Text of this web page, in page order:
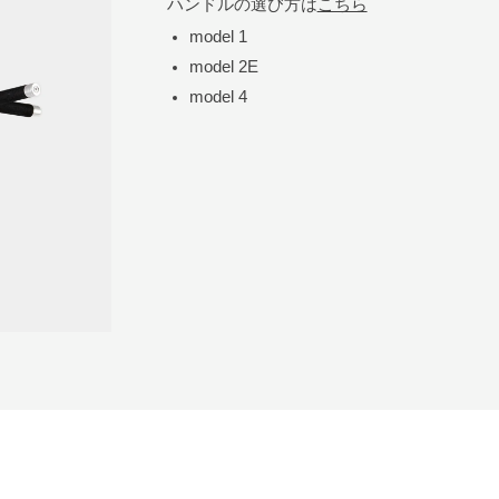
ハンドルの選び方はこちら
model 1
model 2E
model 4